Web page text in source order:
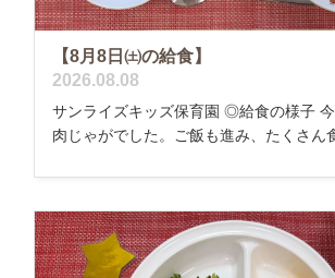
【8月8日㈯の給食】
2026.08.08
サンライズキッズ保育園 ◎給食の様子 今
肉じゃがでした。ご飯も進み、たくさん